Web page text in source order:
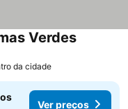
preços
VerdesVer
da cidade
Ver preços